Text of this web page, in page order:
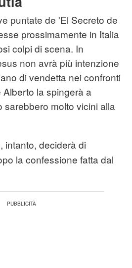
puntate de 'El Secreto de
prossimamente in Italia
colpi di scena. In
non avrà più intenzione
di vendetta nei confronti
la spingerà a
sarebbero molto vicini alla
, intanto, deciderà di
la confessione fatta dal